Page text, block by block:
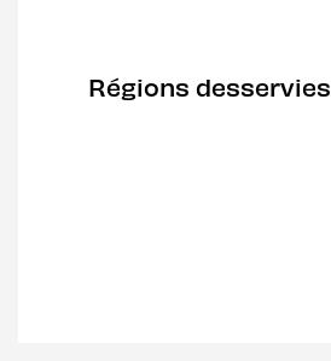
Régions desservies